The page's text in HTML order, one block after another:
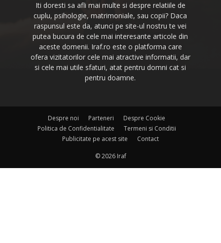
Iti doresti sa afli mai multe si despre relatiile de
cuplu, psihologie, matrimoniale, sau copii? Daca
raspunsul este da, atunci pe site-ul nostru te vei
putea bucura de cele mai interesante articole din
aceste domenii. Iraf.ro este o platforma care
ofera vizitatorilor cele mai atractive informatii, dar
si cele mai utile sfaturi, atat pentru domni cat si
pentru doamne.
Despre noi Parteneri
Despre Cookie
Politica de Confidentialitate
Termeni si Conditii
Publicitate pe acest site
Contact
© 2026 Iraf